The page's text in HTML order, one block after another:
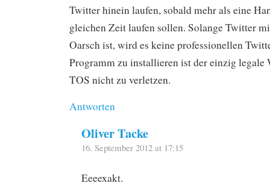
Twitter hinein laufen, sobald mehr als eine
gleichen Zeit laufen sollen. Solange Twitter
Oarsch ist, wird es keine professionellen
Programm zu installieren ist der einzig legale
TOS nicht zu verletzen.
Antworten
Oliver Tacke
16. September 2012 at 17:15
Eeeexakt.